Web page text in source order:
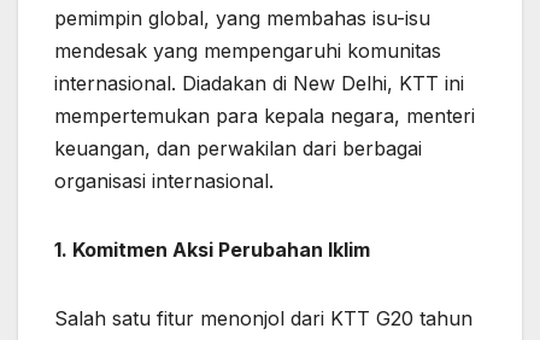
pemimpin global, yang membahas isu-isu
mendesak yang mempengaruhi komunitas
internasional. Diadakan di New Delhi, KTT ini
mempertemukan para kepala negara, menteri
keuangan, dan perwakilan dari berbagai
organisasi internasional.
1. Komitmen Aksi Perubahan Iklim
Salah satu fitur menonjol dari KTT G20 tahun